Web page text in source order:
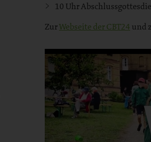
10 Uhr
ZurWebseite der CBT24 und